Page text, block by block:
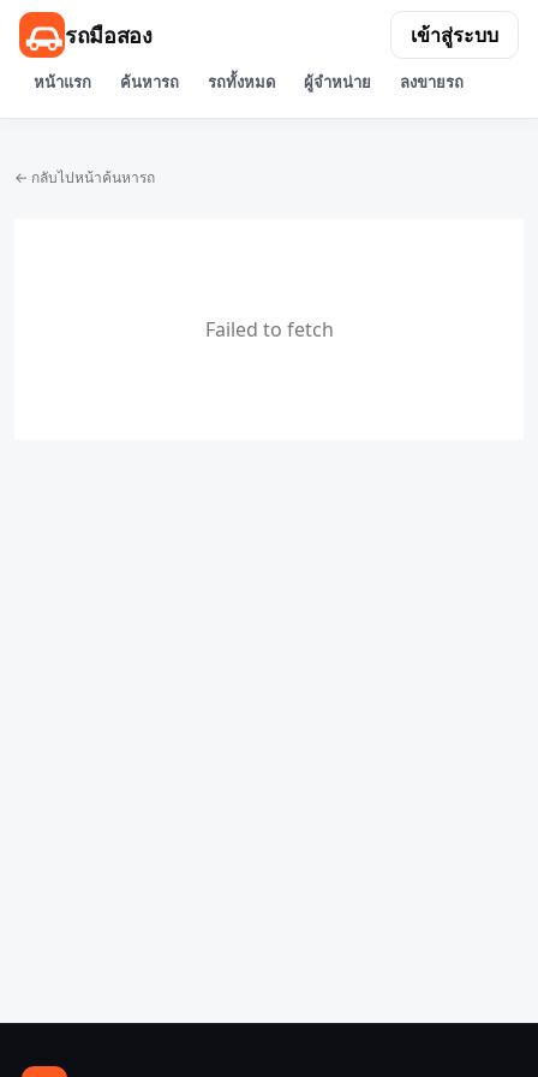
รถมือสอง
หน้าแรก ค้นหารถ รถทั้งหมด ผู้จำหน่าย ลงขายรถ
เข้าสู่ระบบ
← กลับไปหน้าค้นหารถ
Failed to fetch